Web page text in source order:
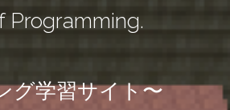
Programming.
グ学習サイト〜